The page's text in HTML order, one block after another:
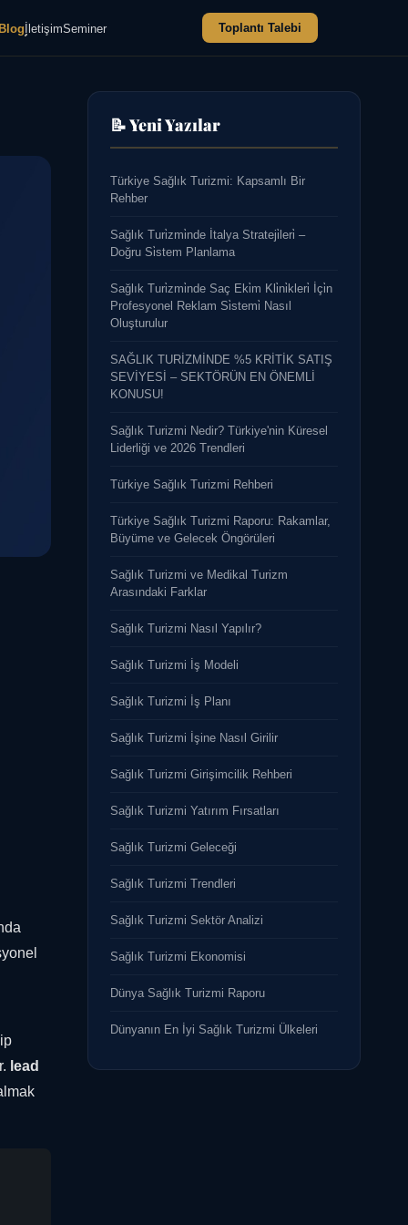
İletişimSeminer Toplantı Talebi
lead
📝 Yeni Yazılar
Türkiye Sağlık Turizmi: Kapsamlı Bir
Rehber
Sağlık Turi̇zmi̇nde İtalya Strateji̇leri̇ –
Doğru Si̇stem Planlama
Sağlık Turi̇zmi̇nde Saç Eki̇m Kli̇ni̇kleri̇ İçi̇n
Profesyonel Reklam Si̇stemi̇ Nasıl
Oluşturulur
SAĞLIK TURİZMİNDE %5 KRİTİK SATIŞ
SEVİYESİ – SEKTÖRÜN EN ÖNEMLİ
KONUSU!
Sağlık Turizmi Nedir? Türkiye'nin Küresel
Liderliği ve 2026 Trendleri
Türkiye Sağlık Turizmi Rehberi
Türkiye Sağlık Turizmi Raporu: Rakamlar,
Büyüme ve Gelecek Öngörüleri
Sağlık Turizmi ve Medikal Turizm
Arasındaki Farklar
Sağlık Turizmi Nasıl Yapılır?
Sağlık Turizmi İş Modeli
Sağlık Turizmi İş Planı
Sağlık Turizmi İşine Nasıl Girilir
Sağlık Turizmi Girişimcilik Rehberi
Sağlık Turizmi Yatırım Fırsatları
Sağlık Turizmi Geleceği
Sağlık Turizmi Trendleri
Sağlık Turizmi Sektör Analizi
Sağlık Turizmi Ekonomisi
Dünya Sağlık Turizmi Raporu
Dünyanın En İyi Sağlık Turizmi Ülkeleri